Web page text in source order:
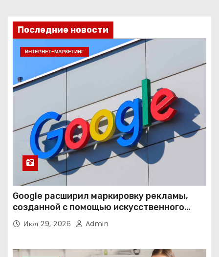
Последние новости
ИНТЕРНЕТ-МАРКЕТИНГ
Google расширил маркировку рекламы,
созданной с помощью искусственного
интеллекта
Июл 29, 2026 Admin